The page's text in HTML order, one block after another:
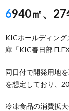
6940㎡、
KICホールディン
庫「KIC春日部
同日付で開発用地
を想定しており、
冷凍食品の消費拡